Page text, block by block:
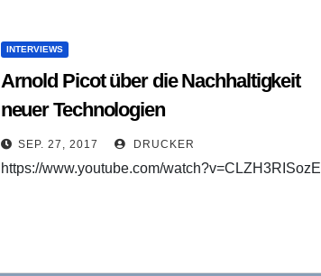
INTERVIEWS
Arnold Picot über die Nachhaltigkeit
neuer Technologien
SEP. 27, 2017 DRUCKER
https://www.youtube.com/watch?v=CLZH3RISozE